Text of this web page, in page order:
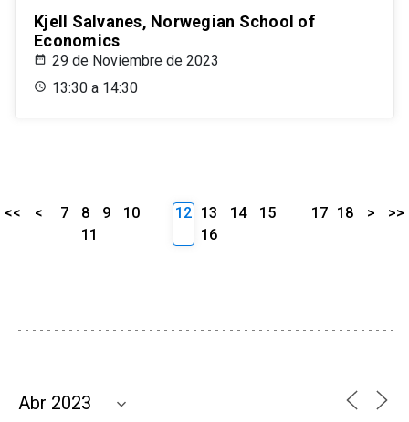
Kjell Salvanes, Norwegian School of
Economics
29 de Noviembre de 2023
13:30 a 14:30
<< < 7 8 9
10
11
12 13 14
15
16
17 18 > >>